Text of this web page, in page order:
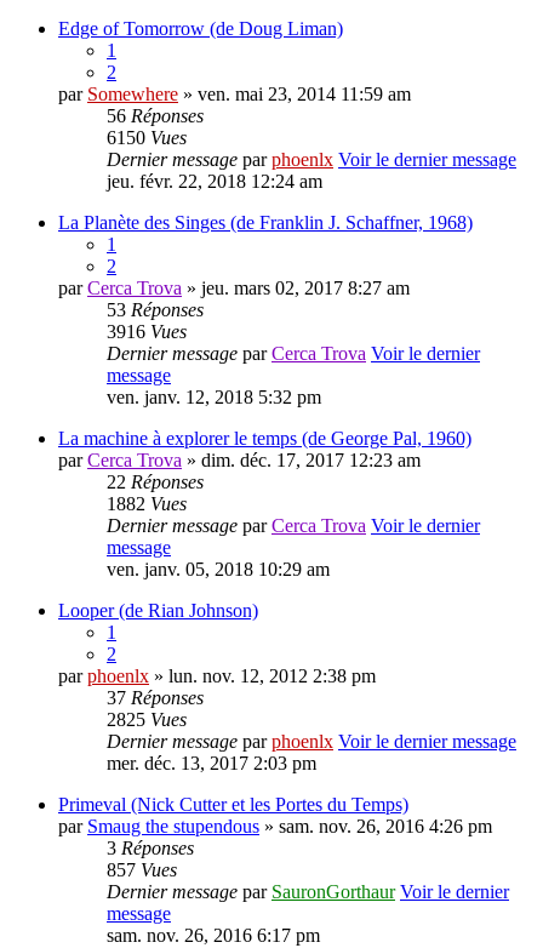
Edge of Tomorrow (de Doug Liman)
1
2
par Somewhere » ven. mai 23, 2014 11:59 am
56 Réponses
6150 Vues
Dernier message parphoenlx Voir le dernier message
jeu. févr. 22, 2018 12:24 am
La Planète des Singes (de Franklin J. Schaffner, 1968)
1
2
parCerca Trova » jeu. mars 02, 2017 8:27 am
53 Réponses
3916 Vues
Dernier message parCerca Trova Voir le dernier
message
ven. janv. 12, 2018 5:32 pm
La machine à explorer le temps (de George Pal, 1960)
parCerca Trova » dim. déc. 17, 2017 12:23 am
22 Réponses
1882 Vues
Dernier message parCerca Trova Voir le dernier
message
ven. janv. 05, 2018 10:29 am
Looper (de Rian Johnson)
1
2
parphoenlx » lun. nov. 12, 2012 2:38 pm
37 Réponses
2825 Vues
Dernier message parphoenlx Voir le dernier message
mer. déc. 13, 2017 2:03 pm
Primeval (Nick Cutter et les Portes du Temps)
par Smaug the stupendous » sam. nov. 26, 2016 4:26 pm
3 Réponses
857 Vues
Dernier message par SauronGorthaur Voir le dernier
message
sam. nov. 26, 2016 6:17 pm